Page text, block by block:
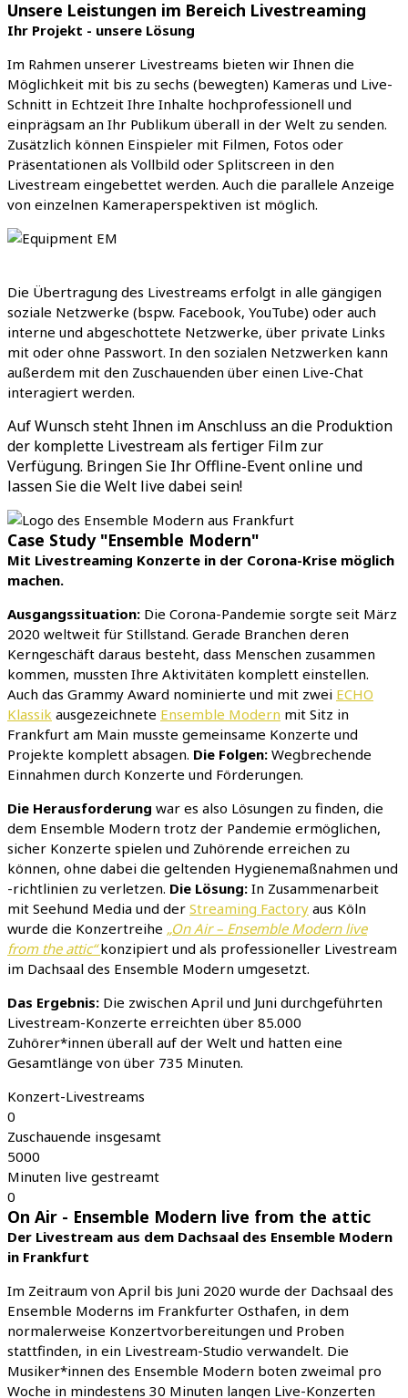
Unsere Leistungen im Bereich Livestreaming
Ihr Projekt - unsere Lösung
Im Rahmen unserer Livestreams bieten wir Ihnen die
Möglichkeit mit bis zu sechs (bewegten) Kameras und Live-
Schnitt in Echtzeit Ihre Inhalte hochprofessionell und
einprägsam an Ihr Publikum überall in der Welt zu senden.
Zusätzlich können Einspieler mit Filmen, Fotos oder
Präsentationen als Vollbild oder Splitscreen in den
Livestream eingebettet werden. Auch die parallele Anzeige
von einzelnen Kameraperspektiven ist möglich.
Die Übertragung des Livestreams erfolgt in alle gängigen
soziale Netzwerke (bspw. Facebook, YouTube) oder auch
interne und abgeschottete Netzwerke, über private Links
mit oder ohne Passwort. In den sozialen Netzwerken kann
außerdem mit den Zuschauenden über einen Live-Chat
interagiert werden.
Auf Wunsch steht Ihnen im Anschluss an die Produktion
der komplette Livestream als fertiger Film zur
Verfügung. Bringen Sie Ihr Offline-Event online und
lassen Sie die Welt live dabei sein!
Case Study "Ensemble Modern"
Mit Livestreaming Konzerte in der Corona-Krise möglich
machen.
Ausgangssituation: Die Corona-Pandemie sorgte seit März
2020 weltweit für Stillstand. Gerade Branchen deren
Kerngeschäft daraus besteht, dass Menschen zusammen
kommen, mussten Ihre Aktivitäten komplett einstellen.
Auch das Grammy Award nominierte und mit zwei ECHO
Klassik ausgezeichnete Ensemble Modern mit Sitz in
Frankfurt am Main musste gemeinsame Konzerte und
Projekte komplett absagen. Die Folgen: Wegbrechende
Einnahmen durch Konzerte und Förderungen.
Die Herausforderung war es also Lösungen zu finden, die
dem Ensemble Modern trotz der Pandemie ermöglichen,
sicher Konzerte spielen und Zuhörende erreichen zu
können, ohne dabei die geltenden Hygienemaßnahmen und
-richtlinien zu verletzen. Die Lösung: In Zusammenarbeit
mit Seehund Media und der Streaming Factory aus Köln
wurde die Konzertreihe „On Air – Ensemble Modern live
from the attic“konzipiert und als professioneller Livestream
im Dachsaal des Ensemble Modern umgesetzt.
Das Ergebnis: Die zwischen April und Juni durchgeführten
Livestream-Konzerte erreichten über 85.000
Zuhörer*innen überall auf der Welt und hatten eine
Gesamtlänge von über 735 Minuten.
Konzert-Livestreams
0
Zuschauende insgesamt
5000
Minuten live gestreamt
0
On Air - Ensemble Modern live from the attic
Der Livestream aus dem Dachsaal des Ensemble Modern
in Frankfurt
Im Zeitraum von April bis Juni 2020 wurde der Dachsaal des
Ensemble Moderns im Frankfurter Osthafen, in dem
normalerweise Konzertvorbereitungen und Proben
stattfinden, in ein Livestream-Studio verwandelt. Die
Musiker*innen des Ensemble Modern boten zweimal pro
Woche in mindestens 30 Minuten langen Live-Konzerten